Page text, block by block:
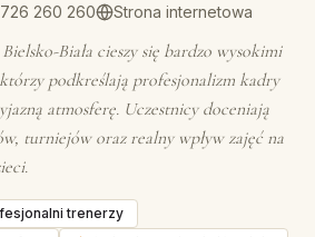
260 260 Strona internetowa
Biała cieszy się bardzo wysokimi
podkreślają profesjonalizm kadry
atmosferę. Uczestnicy doceniają
turniejów oraz realny wpływ zajęć na
trenerzy